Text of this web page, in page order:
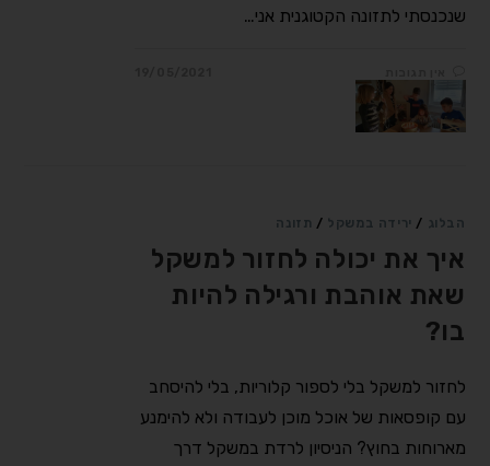
שנכנסתי לתזונה הקטוגנית אני…
הבלוג / ירידה במשקל / תזונה
איך את יכולה לחזור למשקל
שאת אוהבת ורגילה להיות
בו?
לחזור למשקל בלי לספור קלוריות, בלי להיסחב
עם קופסאות של אוכל מוכן לעבודה ולא להימנע
מארוחות בחוץ? הניסיון לרדת במשקל דרך